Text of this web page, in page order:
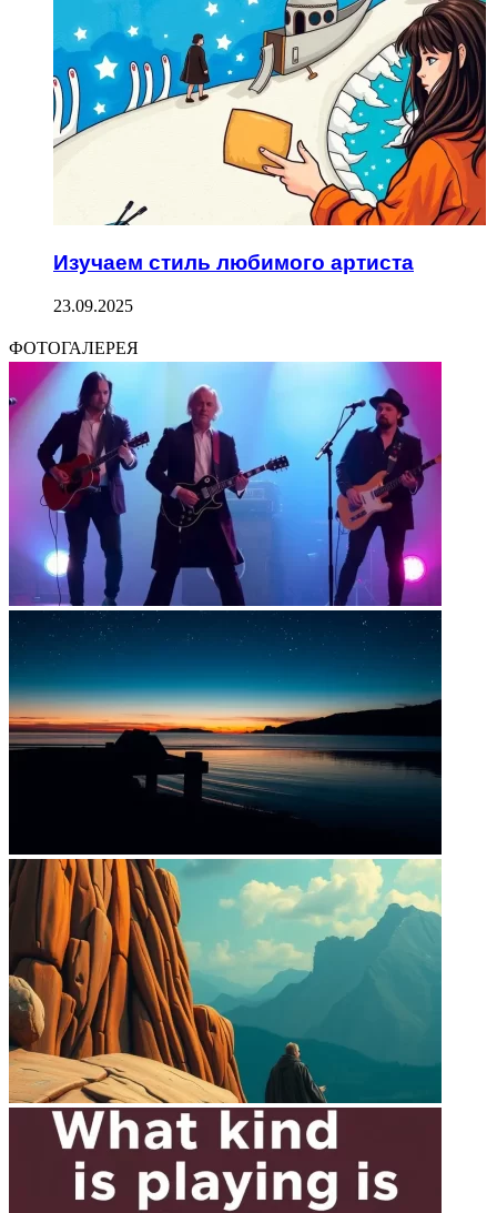
Изучаем стиль любимого артиста
23.09.2025
ФОТОГАЛЕРЕЯ